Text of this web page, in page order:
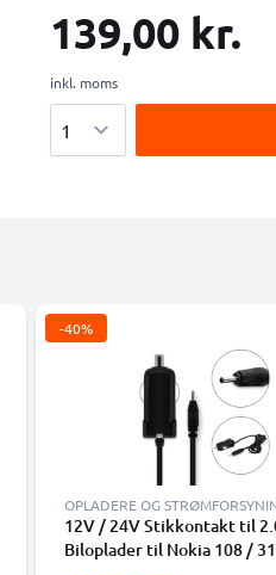
139,00 kr.
inkl. moms
-40%
OPLADERE OG
12V / 24V Stikkontakt til
Biloplader til Nokia 108 /